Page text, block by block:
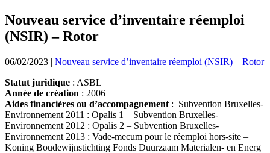
Nouveau service d’inventaire réemploi
(NSIR) – Rotor
06/02/2023 | Nouveau service d’inventaire réemploi (NSIR) – Rotor
Statut juridique : ASBL
Année de création : 2006
Aides financières ou d’accompagnement : Subvention Bruxelles-
Environnement 2011 : Opalis 1 – Subvention Bruxelles-
Environnement 2012 : Opalis 2 – Subvention Bruxelles-
Environnement 2013 : Vade-mecum pour le réemploi hors-site –
Koning Boudewijnstichting Fonds Duurzaam Materialen- en Energ